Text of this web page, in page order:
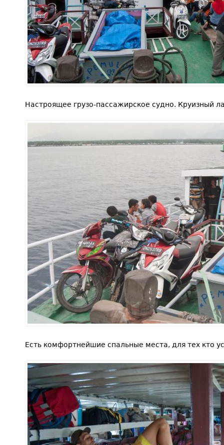
Настроящее грузо-пассажирское судно. Круизный
Есть комфортнейшие спальные места, для тех кто